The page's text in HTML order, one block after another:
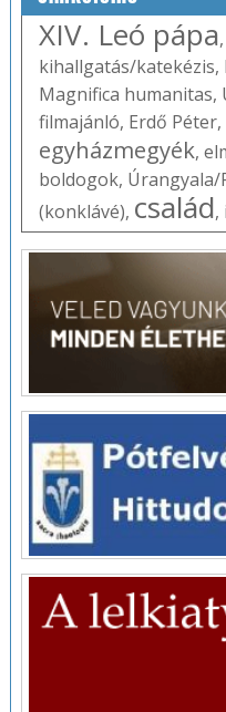
XIV. Leó pápa,
kihallgatás/katekézis,
Magnifica humanitas,
filmajánló, Erdő Péter,
egyházmegyék,
boldogok, Úrangyala/
(konklávé), család,